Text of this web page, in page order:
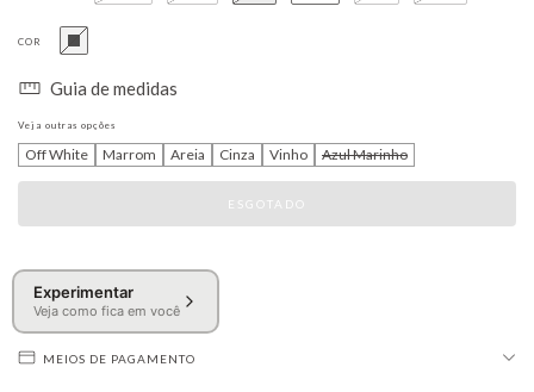
COR
Guia de medidas
Veja outras opções
Off White Marrom Areia Cinza Vinho Azul Marinho
Experimentar
Veja como fica em você
MEIOS DE PAGAMENTO